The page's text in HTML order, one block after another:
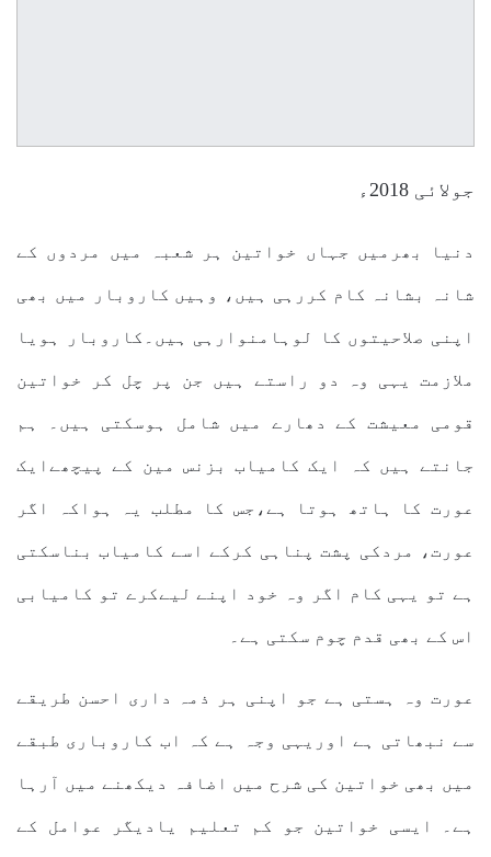
جولائی 2018ء
دنیا بھرمیں جہاں خواتین ہر شعبہ میں مردوں کے
شانہ بشانہ کام کررہی ہیں، وہیں کاروبار میں بھی
اپنی صلاحیتوں کا لوہامنوارہی ہیں۔کاروبار ہویا
ملازمت یہی وہ دو راستے ہیں جن پر چل کر خواتین
قومی معیشت کے دھارے میں شامل ہوسکتی ہیں۔ ہم
جانتے ہیں کہ ایک کامیاب بزنس مین کے پیچھےایک
عورت کا ہاتھ ہوتا ہے،جس کا مطلب یہ ہواکہ اگر
عورت، مردکی پشت پناہی کرکے اسے کامیاب بناسکتی
ہے تو یہی کام اگر وہ خود اپنے لیےکرے تو کامیابی
اس کے بھی قدم چوم سکتی ہے۔
عورت وہ ہستی ہے جو اپنی ہر ذمہ داری احسن طریقے
سے نبھاتی ہے اوریہی وجہ ہے کہ اب کاروباری طبقے
میں بھی خواتین کی شرح میں اضافہ دیکھنے میں آرہا
ہے۔ ایسی خواتین جو کم تعلیم یادیگر عوامل کے